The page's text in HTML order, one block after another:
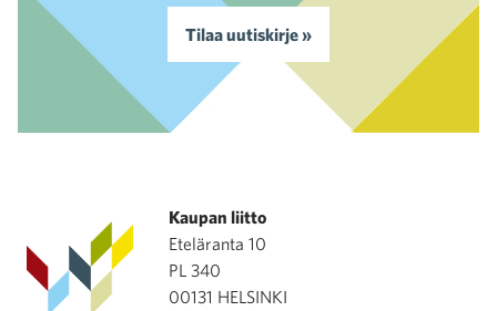
Tilaa uutiskirje »
Kaupan liitto
Eteläranta 10
PL 340
00131 HELSINKI